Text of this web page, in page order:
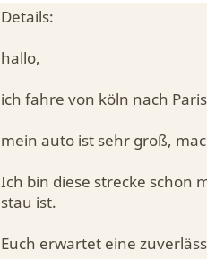
Details:
hallo,
ich fahre von köln nach
mein auto ist sehr groß,
Ich bin diese strecke schon
stau ist.
Euch erwartet eine